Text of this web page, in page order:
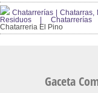
Chatarrerías | Chatarras,
Residuos | Chatarrerías
Chatarreria El Pino
Gaceta